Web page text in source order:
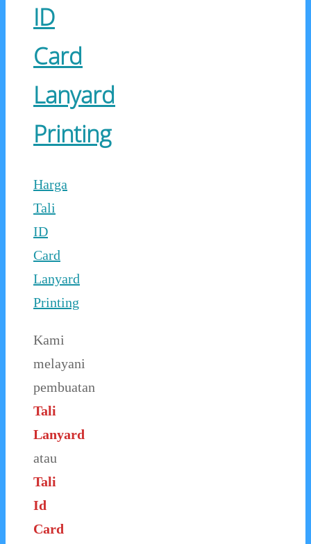
ID
Card
Lanyard
Printing
Harga
Tali
ID
Card
Lanyard
Printing
Kami
melayani
pembuatan
Tali
Lanyard
atau
Tali
Id
Card